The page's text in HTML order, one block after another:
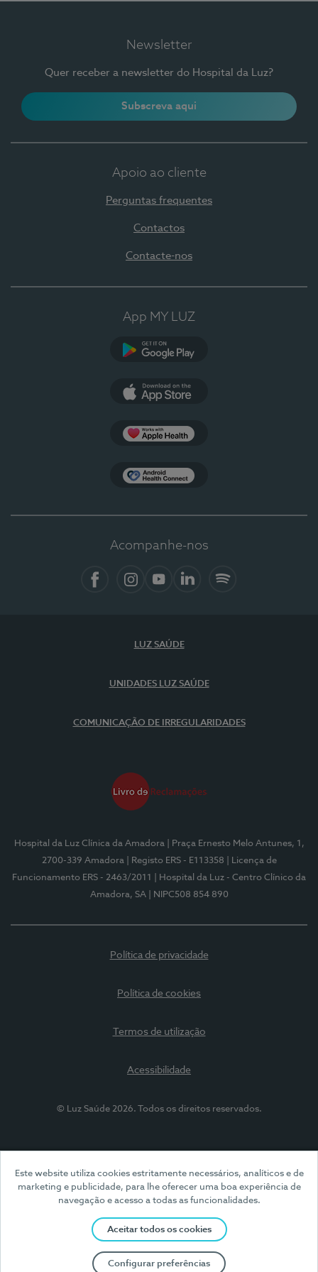
Este website utiliza cookies estritamente necessários, analíticos e de
marketing e publicidade, para lhe oferecer uma boa experiência de
navegação e acesso a todas as funcionalidades.
Aceitar todos os cookies
Configurar preferências
Newsletter
Quer receber a newsletter do Hospital da Luz?
Subscreva aqui
Apoio ao cliente
Perguntas frequentes
Contactos
Contacte-nos
App MY LUZ
Acompanhe-nos
LUZ SAÚDE
UNIDADES LUZ SAÚDE
COMUNICAÇÃO DE IRREGULARIDADES
Hospital da Luz Clínica da Amadora
| Praça Ernesto Melo Antunes, 1,
2700-339 Amadora
| Registo ERS - E113358
| Licença de
Funcionamento ERS - 2463/2011
| Hospital da Luz - Centro Clínico da
Amadora, SA
| NIPC508 854 890
Política de privacidade
Política de cookies
Termos de utilização
Acessibilidade
© Luz Saúde 2026. Todos os direitos reservados.